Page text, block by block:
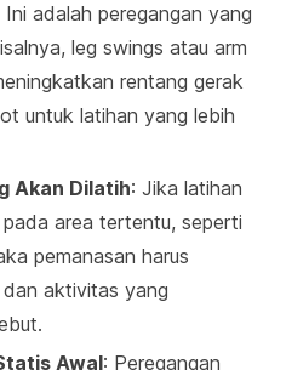
Ini adalah peregangan yang
leg swings atau arm
rentang gerak
untuk latihan yang lebih
Akan Dilatih: Jika latihan
area tertentu, seperti
pemanasan harus
aktivitas yang
Awal: Peregangan